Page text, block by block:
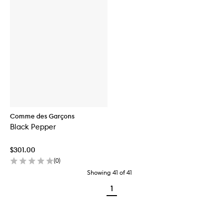
Comme des Garçons
Black Pepper
$301.00
(0)
Showing 41 of41
1